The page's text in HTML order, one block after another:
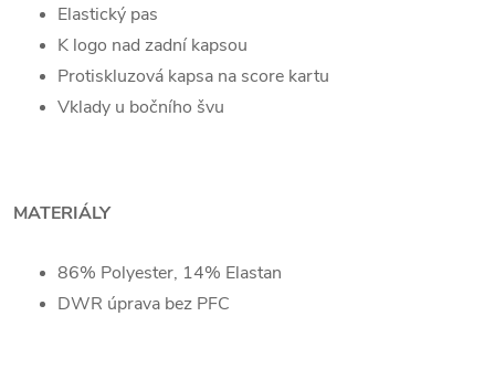
Elastický pas
K logo nad zadní kapsou
Protiskluzová kapsa na score kartu
Vklady u bočního švu
MATERIÁLY
86% Polyester, 14% Elastan
DWR úprava bez PFC